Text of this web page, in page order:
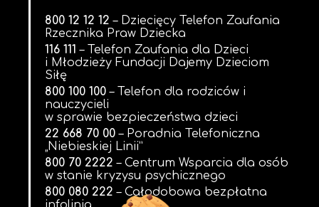
800 12 12 12 – Dziecięcy Telefon Zaufania
Rzecznika Praw Dziecka
116 111– Telefon Zaufania dla Dzieci
i Młodzieży Fundacji Dajemy Dzieciom
Siłę
800 100 100 – Telefon dla rodziców i
nauczycieli
w sprawie bezpieczeństwa dzieci
22 668 70 00 – Poradnia Telefoniczna
„Niebieskiej Linii”
800 70 2222 – Centrum Wsparcia dla osób
w stanie kryzysu psychicznego
800 080 222 – Całodobowa bezpłatna